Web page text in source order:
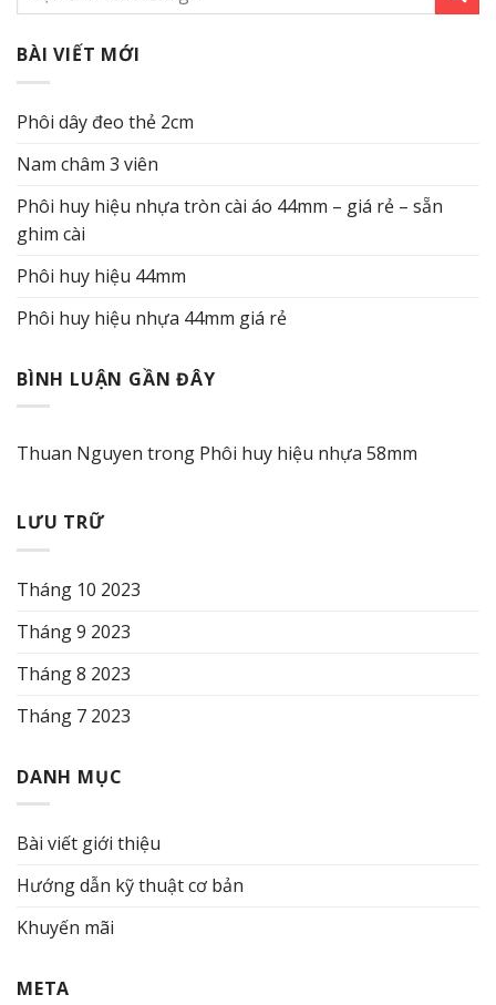
BÀI VIẾT MỚI
Phôi dây đeo thẻ 2cm
Nam châm 3 viên
Phôi huy hiệu nhựa tròn cài áo 44mm – giá rẻ – sẵn
ghim cài
Phôi huy hiệu 44mm
Phôi huy hiệu nhựa 44mm giá rẻ
BÌNH LUẬN GẦN ĐÂY
Thuan Nguyen trong Phôi huy hiệu nhựa 58mm
LƯU TRỮ
Tháng 10 2023
Tháng 9 2023
Tháng 8 2023
Tháng 7 2023
DANH MỤC
Bài viết giới thiệu
Hướng dẫn kỹ thuật cơ bản
Khuyến mãi
META